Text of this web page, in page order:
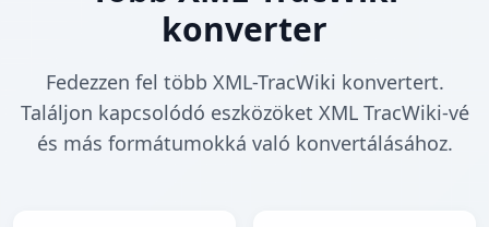
konverter
Fedezzen fel több XML-TracWiki konvertert.
Találjon kapcsolódó eszközöket XML TracWiki-vé
és más formátumokká való konvertálásához.